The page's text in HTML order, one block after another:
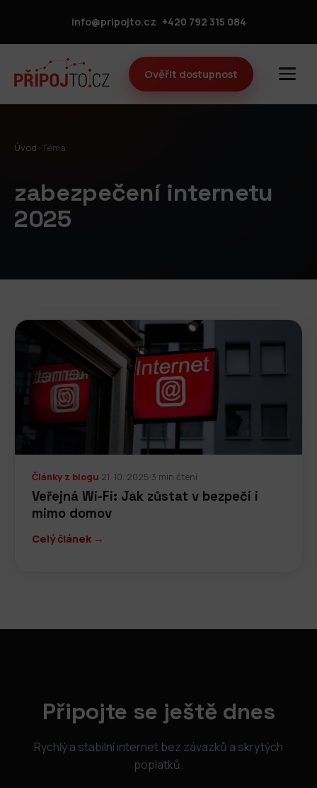
info@pripojto.cz +420 792 315 084
Ověřit dostupnost
Úvod Téma
zabezpečení internetu
2025
Články z blogu·21. 10. 2025·3 min čtení
Veřejná Wi-Fi: Jak zůstat v bezpečí i
mimo domov
Celý článek →
Připojte se ještě dnes
Rychlý a stabilní internet bez závazků a skrytých
poplatků.